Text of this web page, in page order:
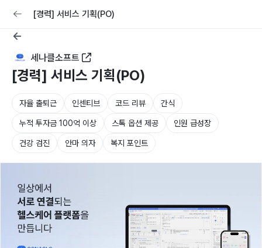
교육 커리어
[경력] 서비스 기획(PO)
세나클소프트
[경력] 서비스 기획(PO)
자율 출퇴근 인센티브 코드 리뷰 간식
누적 투자금 100억 이상 스톡 옵션 제공 인원 급성장
건강 검진 안마 의자 복지 포인트